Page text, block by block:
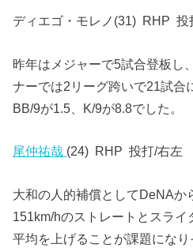
ディエゴ・モレノ(31) RHP
昨年はメジャーで5試合登板し
ナーでは2リーグ跨いで21試合
BB/9が1.5、K/9が8.8でした。
尾仲祐哉 (24) RHP 投打/右左
大和の人的補償としてDeNAか
151km/hのストレートとスラ
平均を上げることが課題になり